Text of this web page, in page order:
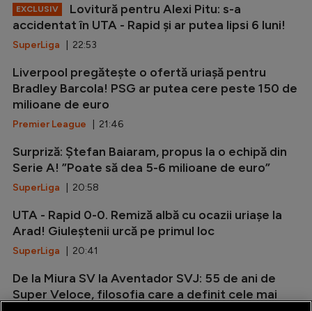
EXCLUSIV
Lovitură pentru Alexi Pitu: s-a
accidentat în UTA - Rapid și ar putea lipsi 6 luni!
SuperLiga | 22:53
Liverpool pregătește o ofertă uriașă pentru
Bradley Barcola! PSG ar putea cere peste 150 de
milioane de euro
Premier League | 21:46
Surpriză: Ștefan Baiaram, propus la o echipă din
Serie A! ”Poate să dea 5-6 milioane de euro”
SuperLiga | 20:58
UTA - Rapid 0-0. Remiză albă cu ocazii uriașe la
Arad! Giuleștenii urcă pe primul loc
SuperLiga | 20:41
De la Miura SV la Aventador SVJ: 55 de ani de
Super Veloce, filosofia care a definit cele mai